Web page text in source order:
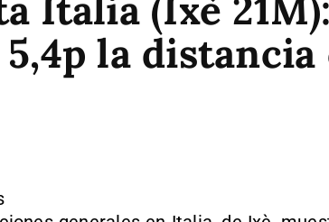
la distancia